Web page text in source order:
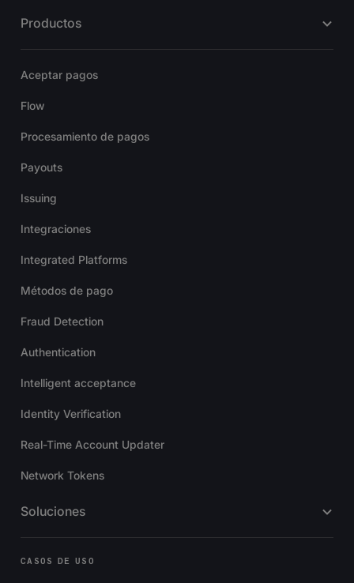
Productos
Aceptar pagos
Flow
Procesamiento de pagos
Payouts
Issuing
Integraciones
Integrated Platforms
Métodos de pago
Fraud Detection
Authentication
Intelligent acceptance
Identity Verification
Real-Time Account Updater
Network Tokens
Soluciones
CASOS DE USO